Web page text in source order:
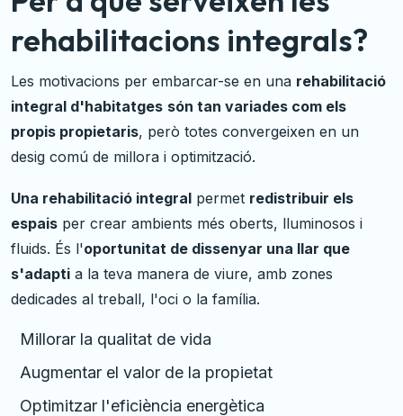
rehabilitacions integrals?
Les motivacions per embarcar-se en una rehabilitació
integral d'habitatges són tan variades com els
propis propietaris, però totes convergeixen en un
desig comú de millora i optimització.
Una rehabilitació integral permet redistribuir els
espais per crear ambients més oberts, lluminosos i
fluids. És l'oportunitat de dissenyar una llar que
s'adapti a la teva manera de viure, amb zones
dedicades al treball, l'oci o la família.
Millorar la qualitat de vida
Augmentar el valor de la propietat
Optimitzar l'eficiència energètica